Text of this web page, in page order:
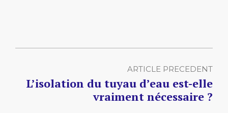
ARTICLE PRECEDENT
L’isolation du tuyau d’eau est-elle
vraiment nécessaire ?